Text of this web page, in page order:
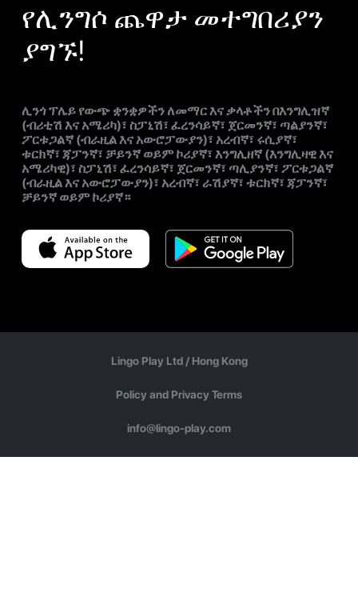
የሊንግሶ ጨዋታ መተግበሪያን
ያግኙ!
ሊንጎ ፕሌይ የውጭ ቋንቋዎችን ለመማር እና ቃላቶችን በእንግሊዝኛ
(ብሪቲሽ እና አሜሪካ)፣ ስፓኒሽ፣ ፈረንሳይኛ፣ ጀርመንኛ፣ ጣልያንኛ፣
ፖርቱጋልኛ (ብራዚል እና አውሮፓውያን)፣ አረብኛ፣ ሩሲያኛ፣
ቱርክኛ፣ ጃፓንኛ፣ ቻይንኛ ወይም ኮሪያኛ፣ እንግሊዘኛ (እንግሊዛዊ እና
አሜሪካዊ)፣ ስፓኒሽ፣ ፈረንሳይኛ፣ ጀርመንኛ፣ ጣሊያንኛ፣ ፖርቱጋልኛ
(ብራዚል እና አውሮፓውያን)፣ አረብኛ፣ ራሽያኛ፣ ቱርክኛ፣ ጃፓንኛ፣
ቻይንኛ ወይም ኮሪያኛ።
Lingo Play Ltd / Hong Kong
Policy and Privacy Terms
info@lingo-play.com